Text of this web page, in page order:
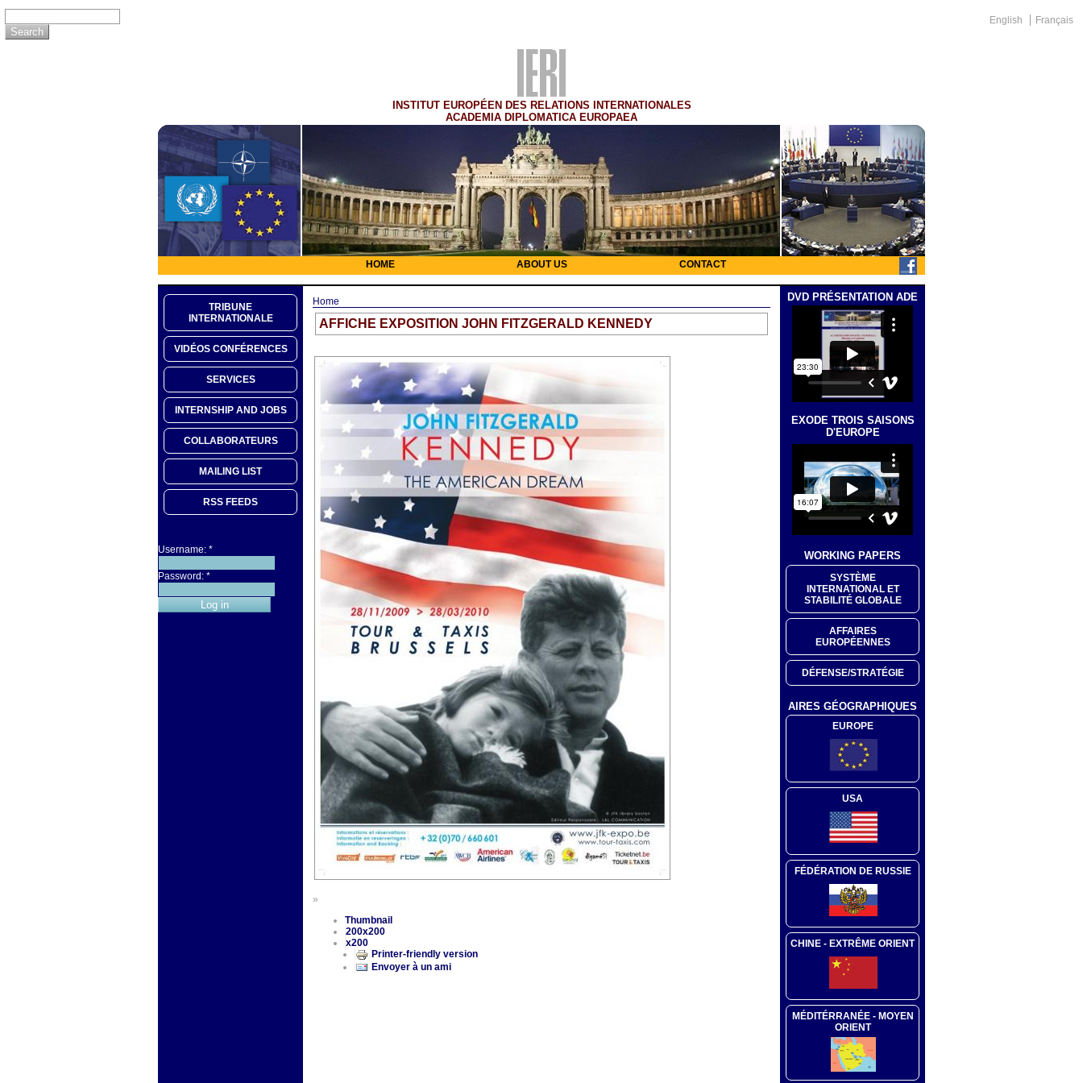
English Français
INSTITUT EUROPÉEN DES RELATIONS INTERNATIONALES
ACADEMIA DIPLOMATICA EUROPAEA
HOME ABOUT US CONTACT
TRIBUNE
INTERNATIONALE
VIDÉOS CONFÉRENCES
SERVICES
INTERNSHIP AND JOBS
COLLABORATEURS
MAILING LIST
RSS FEEDS
Username: *
Password: *
Home
AFFICHE EXPOSITION JOHN FITZGERALD KENNEDY
»
Thumbnail
200x200
x200
Printer-friendly version
Envoyer à un ami
DVD PRÉSENTATION ADE
EXODE TROIS SAISONS
D'EUROPE
WORKING PAPERS
SYSTÈME
INTERNATIONAL ET
STABILITÉ GLOBALE
AFFAIRES
EUROPÉENNES
DÉFENSE/STRATÉGIE
AIRES GÉOGRAPHIQUES
EUROPE
USA
FÉDÉRATION DE RUSSIE
CHINE - EXTRÊME ORIENT
MÉDITÉRRANÉE - MOYEN
ORIENT